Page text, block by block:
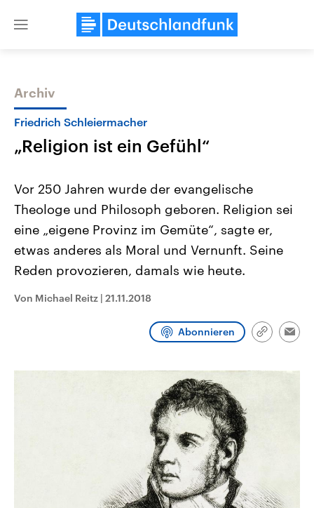
Close
Themen
Landtagswahl Sachsen-Anhalt
2026
Alle Informationen
Sachsen-Anhalt wählt am 6.
Landtag. Seit 2021 wird das
Wahlprogramme, aktuelle Berichte
und Kandidaten der anstehenden
USA
Aktuelle Beiträge,
Hintergründe
Wirtschaftlich und
aktuelle Weltgeschehen.
Archiv
Friedrich Schleiermacher
„Religion ist ein Gefühl“
Vor 250 Jahren wurde der evangelische
Theologe und Philosoph geboren. Religion sei
eine „eigene Provinz im Gemüte“, sagte er,
etwas anderes als Moral und Vernunft. Seine
Reden provozieren, damals wie heute.
Von Michael Reitz | 21.11.2018
Abonnieren
Link